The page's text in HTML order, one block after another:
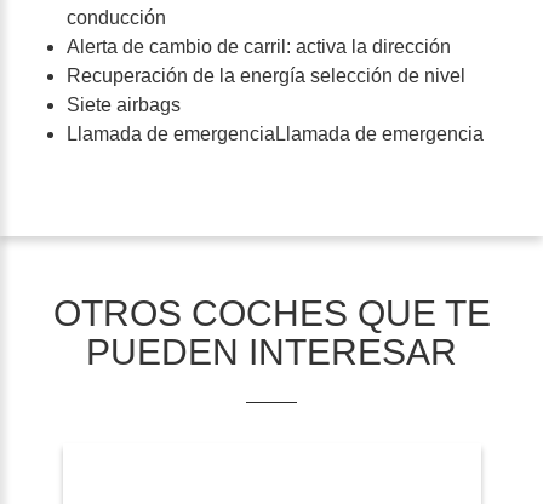
conducción
Alerta de cambio de carril: activa la dirección
Recuperación de la energía selección de nivel
Siete airbags
Llamada de emergenciaLlamada de emergencia
OTROS COCHES QUE TE
PUEDEN INTERESAR